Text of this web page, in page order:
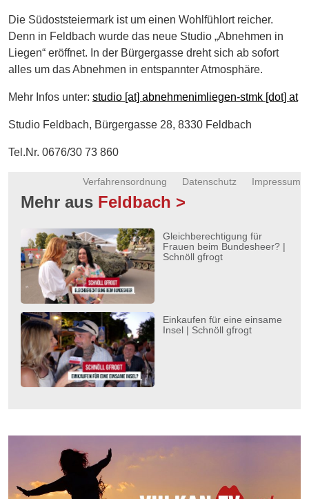
Schnöll
gfrogt
Podcast
Die Südoststeiermark ist um einen Wohlfühlort reicher.
Denn in Feldbach wurde das neue Studio „Abnehmen in
Liegen“ eröffnet. In der Bürgergasse dreht sich ab sofort
alles um das Abnehmen in entspannter Atmosphäre.
Mehr Infos unter: studio [at] abnehmenimliegen-stmk [dot] at
Studio Feldbach, Bürgergasse 28, 8330 Feldbach
Tel.Nr. 0676/30 73 860
Impressum
Datenschutz
Verfahrensordnung
Mehr aus Feldbach >
Gleichberechtigung für
Frauen beim Bundesheer? |
Schnöll gfrogt
Einkaufen für eine einsame
Insel | Schnöll gfrogt